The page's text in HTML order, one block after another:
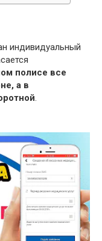
индивидуальный
полисе все
а в
.